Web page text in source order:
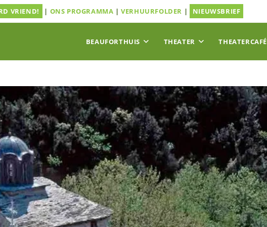
VRIEND! | ONS PROGRAMMA |VERHUURFOLDER | NIEUWSBRIEF
BEAUFORTHUIS THEATER THEATERCAFÉ